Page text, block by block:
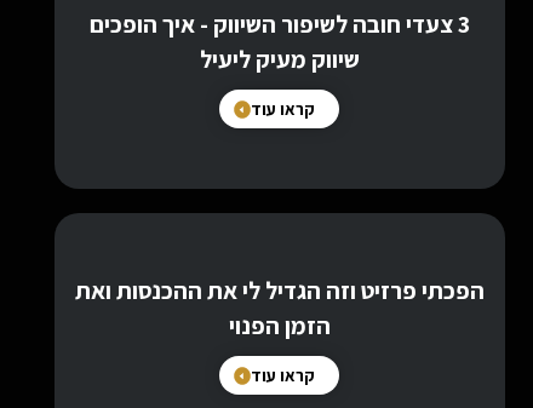
3 צעדי חובה לשיפור השיווק - איך הופכים
שיווק מעיק ליעיל
קראו עוד
הפכתי פרזיט וזה הגדיל לי את ההכנסות ואת
הזמן הפנוי
קראו עוד